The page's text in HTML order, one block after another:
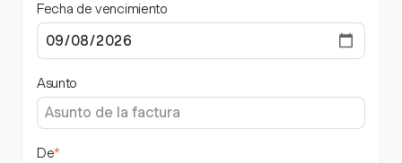
Fecha de vencimiento
Asunto
De*